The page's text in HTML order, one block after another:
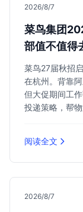
2026/8/7
菜鸟集团
部值不值得
菜鸟27届秋招
在杭州。背靠
但大促期间工
投递策略，帮
阅读全文
2026/8/7